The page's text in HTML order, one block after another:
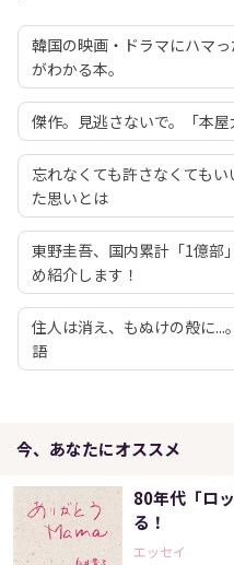
韓国の映画・ドラマにハマ
がわかる本。
傑作。見逃さないで。「本
忘れなくても許さなくても
た思いとは
東野圭吾、国内累計「1億部
め紹介します！
住人は消え、もぬけの殻に...
語
今、あなたにオススメ
80年代「ロ
る！
エッセイ